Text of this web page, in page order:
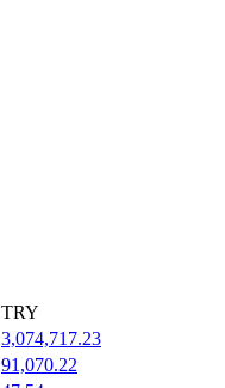
TRY
3,074,717.23
91,070.22